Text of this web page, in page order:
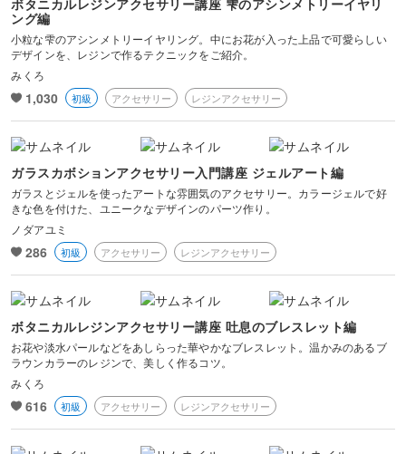
ング編
小粒な雫のアシンメトリーイヤリング。中にお花が入った上品で可愛らしい
デザインを、レジンで作るテクニックをご紹介。
みくろ
1,030 初級 アクセサリー レジンアクセサリー
ガラスカボションアクセサリー入門講座 ジェルアート編
ガラスとジェルを使ったアートな雰囲気のアクセサリー。カラージェルで好
きな色を付けた、ユニークなデザインのパーツ作り。
ノダアユミ
286 初級 アクセサリー レジンアクセサリー
ボタニカルレジンアクセサリー講座 吐息のブレスレット編
お花や淡水パールなどをあしらった華やかなブレスレット。温かみのあるブ
ラウンカラーのレジンで、美しく作るコツ。
みくろ
616 初級 アクセサリー レジンアクセサリー